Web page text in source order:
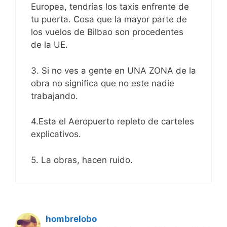
Europea, tendrías los taxis enfrente de
tu puerta. Cosa que la mayor parte de
los vuelos de Bilbao son procedentes
de la UE.
3. Si no ves a gente en UNA ZONA de la
obra no significa que no este nadie
trabajando.
4.Esta el Aeropuerto repleto de carteles
explicativos.
5. La obras, hacen ruido.
hombrelobo